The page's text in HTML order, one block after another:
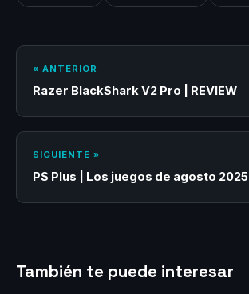
« ANTERIOR
Razer BlackShark V2 Pro | REVIEW
SIGUIENTE »
PS Plus | Los juegos de agosto 2025
También te puede interesar